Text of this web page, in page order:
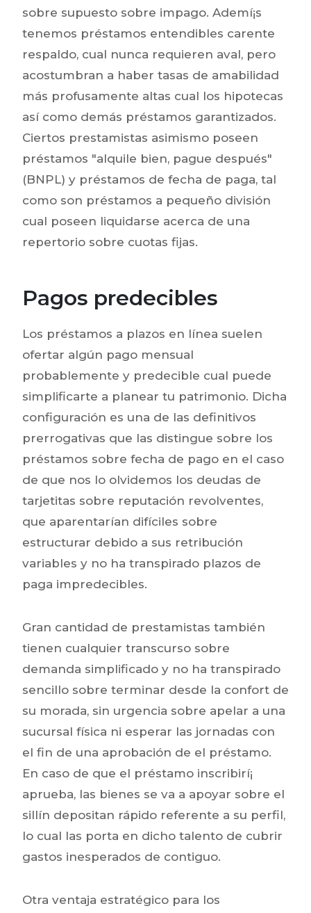
sobre supuesto sobre impago. Ademí¡s
tenemos préstamos entendibles carente
respaldo, cual nunca requieren aval, pero
acostumbran a haber tasas de amabilidad
más profusamente altas cual los hipotecas
así­ como demás préstamos garantizados.
Ciertos prestamistas asimismo poseen
préstamos "alquile bien, pague después"
(BNPL) y préstamos de fecha de paga, tal
como son préstamos a pequeño división
cual poseen liquidarse acerca de una
repertorio sobre cuotas fijas.
Pagos predecibles
Los préstamos a plazos en línea suelen
ofertar algún pago mensual
probablemente y predecible cual puede
simplificarte a planear tu patrimonio. Dicha
configuración es una de las definitivos
prerrogativas que las distingue sobre los
préstamos sobre fecha de pago en el caso
de que nos lo olvidemos los deudas de
tarjetitas sobre reputación revolventes,
que aparentarían difíciles sobre
estructurar debido a sus retribución
variables y no ha transpirado plazos de
paga impredecibles.
Gran cantidad de prestamistas también
tienen cualquier transcurso sobre
demanda simplificado y no ha transpirado
sencillo sobre terminar desde la confort de
su morada, sin urgencia sobre apelar a una
sucursal física ni esperar las jornadas con
el fin de una aprobación de el préstamo.
En caso de que el préstamo inscribirí¡
aprueba, las bienes se va a apoyar sobre el
sillí­n depositan rápido referente a su perfil,
lo cual las porta en dicho talento de cubrir
gastos inesperados de contiguo.
Otra ventaja estratégico para los